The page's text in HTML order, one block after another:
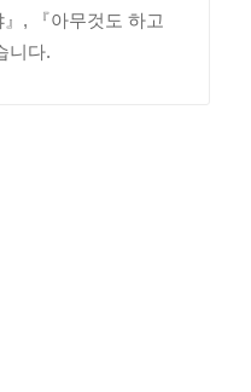
, 『아무것도 하고
니다.